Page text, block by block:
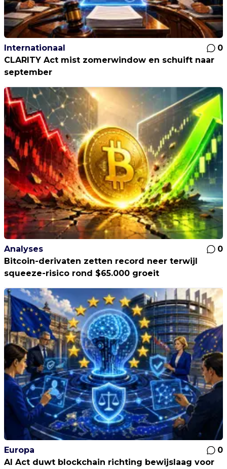
Internationaal
0
CLARITY Act mist zomerwindow en schuift naar
september
Analyses
0
Bitcoin-derivaten zetten record neer terwijl
squeeze-risico rond $65.000 groeit
Europa
0
AI Act duwt blockchain richting bewijslaag voor